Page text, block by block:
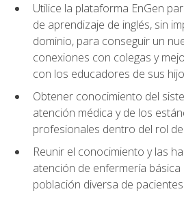
Utilice la plataforma EnGen
de aprendizaje de inglés, sin
dominio, para conseguir un
conexiones con colegas y
con los educadores de sus
Obtener conocimiento del
atención médica y de los
profesionales dentro del rol
Reunir el conocimiento y las
atención de enfermería básica
población diversa de pacientes